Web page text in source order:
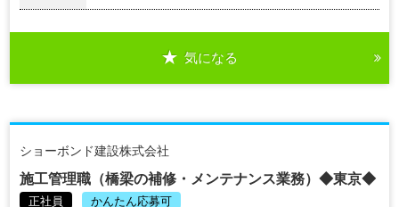
気になる
ショーボンド建設株式会社
施工管理職（橋梁の補修・メンテナンス業務）◆東京◆
正社員 かんたん応募可